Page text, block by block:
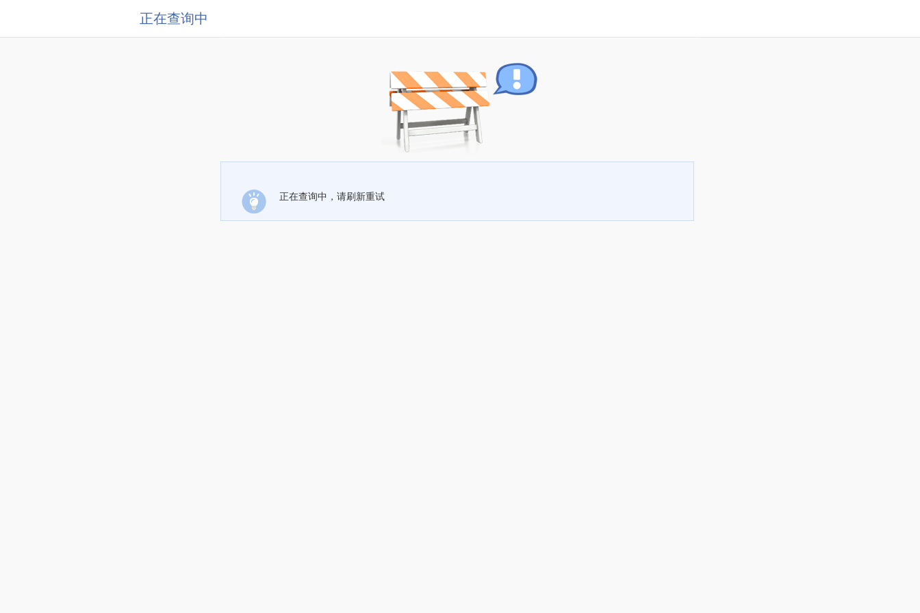
正在查询中
正在查询中，请刷新重试